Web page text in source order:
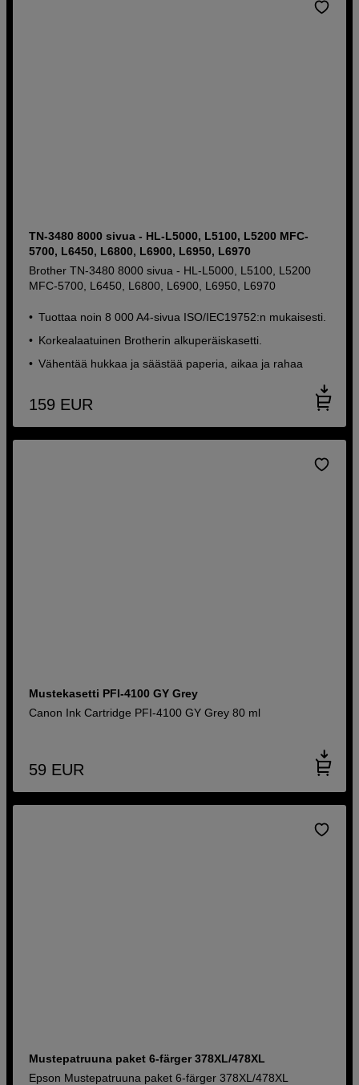
TN-3480 8000 sivua - HL-L5000, L5100, L5200 MFC-
5700, L6450, L6800, L6900, L6950, L6970
Brother TN-3480 8000 sivua - HL-L5000, L5100, L5200
MFC-5700, L6450, L6800, L6900, L6950, L6970
Tuottaa noin 8 000 A4-sivua ISO/IEC19752:n mukaisesti.
Korkealaatuinen Brotherin alkuperäiskasetti.
Vähentää hukkaa ja säästää paperia, aikaa ja rahaa
159 EUR
Mustekasetti PFI-4100 GY Grey
Canon Ink Cartridge PFI-4100 GY Grey 80 ml
59 EUR
Mustepatruuna paket 6-färger 378XL/478XL
Epson Mustepatruuna paket 6-färger 378XL/478XL